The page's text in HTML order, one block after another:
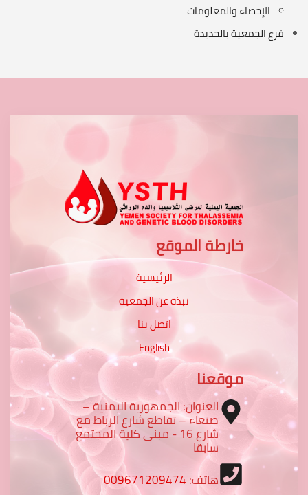
الإحصاء والمعلومات
فرع الجمعية بالحديدة
خارطة الموقع
الرئيسية
نبذة عن الجمعية
اتصل بنا
English
موقعنا
العنوان: الجمهورية اليمنية –
صنعاء – تقاطع شارع الرباط مع
شارع 16 - مبنى كلية المجتمع
سابقا
هاتف:009671209474